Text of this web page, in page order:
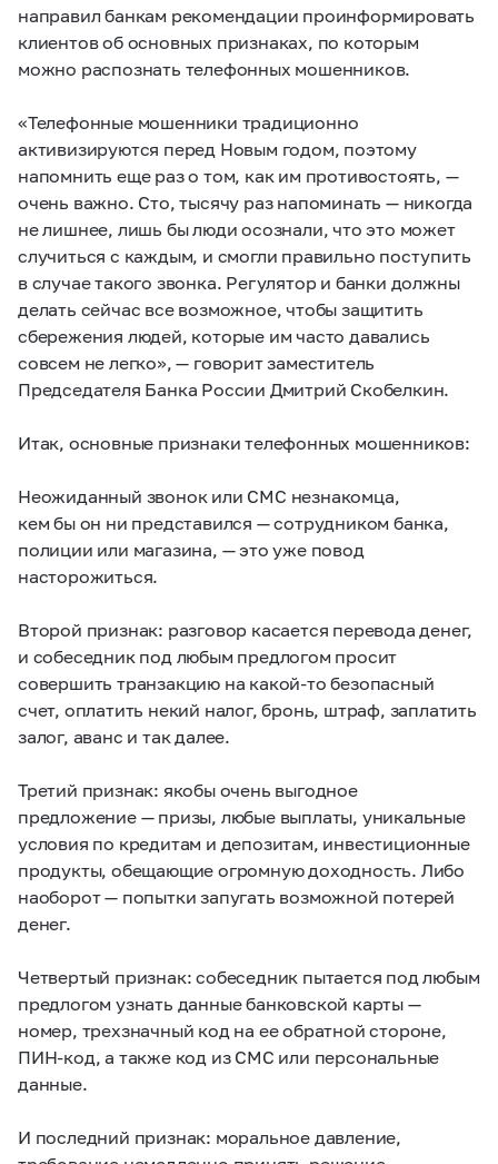
направил банкам рекомендации проинформировать
клиентов об основных признаках, по которым
можно распознать телефонных мошенников.
«Телефонные мошенники традиционно
активизируются перед Новым годом, поэтому
напомнить еще раз о том, как им противостоять, —
очень важно. Сто, тысячу раз напоминать — никогда
не лишнее, лишь бы люди осознали, что это может
случиться с каждым, и смогли правильно поступить
в случае такого звонка. Регулятор и банки должны
делать сейчас все возможное, чтобы защитить
сбережения людей, которые им часто давались
совсем не легко», — говорит заместитель
Председателя Банка России Дмитрий Скобелкин.
Итак, основные признаки телефонных мошенников:
Неожиданный звонок или СМС незнакомца,
кем бы он ни представился — сотрудником банка,
полиции или магазина, — это уже повод
насторожиться.
Второй признак: разговор касается перевода денег,
и собеседник под любым предлогом просит
совершить транзакцию на какой-то безопасный
счет, оплатить некий налог, бронь, штраф, заплатить
залог, аванс и так далее.
Третий признак: якобы очень выгодное
предложение — призы, любые выплаты, уникальные
условия по кредитам и депозитам, инвестиционные
продукты, обещающие огромную доходность. Либо
наоборот — попытки запугать возможной потерей
денег.
Четвертый признак: собеседник пытается под любым
предлогом узнать данные банковской карты —
номер, трехзначный код на ее обратной стороне,
ПИН-код, а также код из СМС или персональные
данные.
И последний признак: моральное давление,